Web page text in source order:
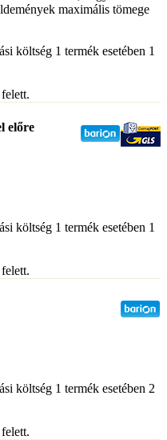
maximális tömege
költség 1 termék esetében 1
előre
költség 1 termék esetében 1
költség 1 termék esetében 2